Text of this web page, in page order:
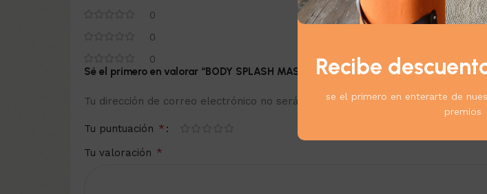
Recibe
se el primero en enterarte de
premios
0
0
0
Sé el primero en valorar “BODY SPLASH MASCULINO 125 ML BLACK PASAPORTE”
Tu dirección de correo electrónico no será publicada. Los campos
Tu puntuación *
Tu valoración *